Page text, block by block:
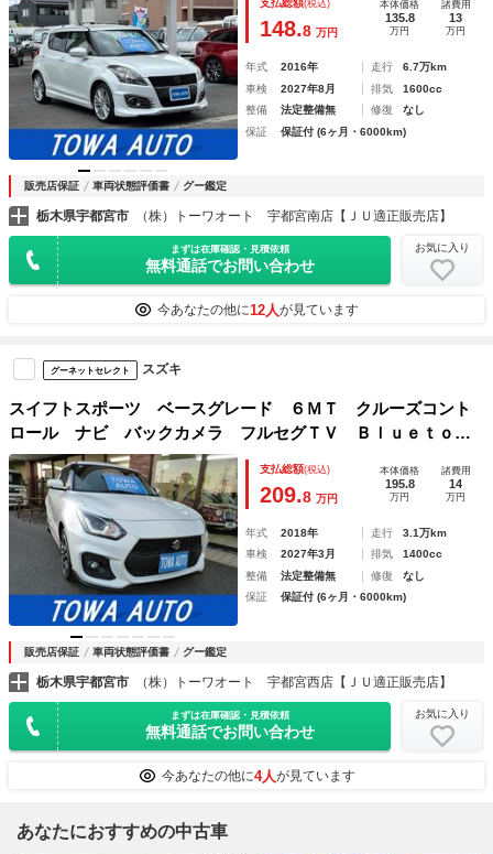
ラー ドライブレコーダー 電動格納ミラー
支払総額(税込)
148.8 万円
本体価格
135.8
万円
諸費用
13
万円
年式 2016年 走行
6.7万km
車検
2027年8月 排気
1600cc
整備
法定整備無 修復
なし
保証
保証付 (6ヶ月・6000km)
販売店保証 車両状態評価書 グー鑑定
栃木県宇都宮市 （株）トーワオート 宇都宮南店【ＪＵ適正販売店】
まずは在庫確認・見積依頼
無料通話でお問い合わせ
お気に入り
今あなたの他に12人が見ています
グーネットセレクト スズキ
スイフトスポーツ ベースグレード ６ＭＴ クルーズコント
ロール ナビ バックカメラ フルセグＴＶ Ｂｌｕｅｔｏｏ
ｔｈオーディオ デジタルルームミラー ＥＴＣ ステアリン
グスイッチ ＬＥＤヘッドランプ オートライト シートヒー
ター
支払総額(税込)
209.8 万円
本体価格
195.8
万円
諸費用
14
万円
年式 2018年 走行
3.1万km
車検
2027年3月 排気
1400cc
整備
法定整備無 修復
なし
保証
保証付 (6ヶ月・6000km)
販売店保証 車両状態評価書 グー鑑定
栃木県宇都宮市 （株）トーワオート 宇都宮西店【ＪＵ適正販売店】
まずは在庫確認・見積依頼
無料通話でお問い合わせ
お気に入り
今あなたの他に4人が見ています
あなたにおすすめの中古車